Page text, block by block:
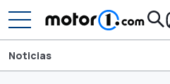
Noticias